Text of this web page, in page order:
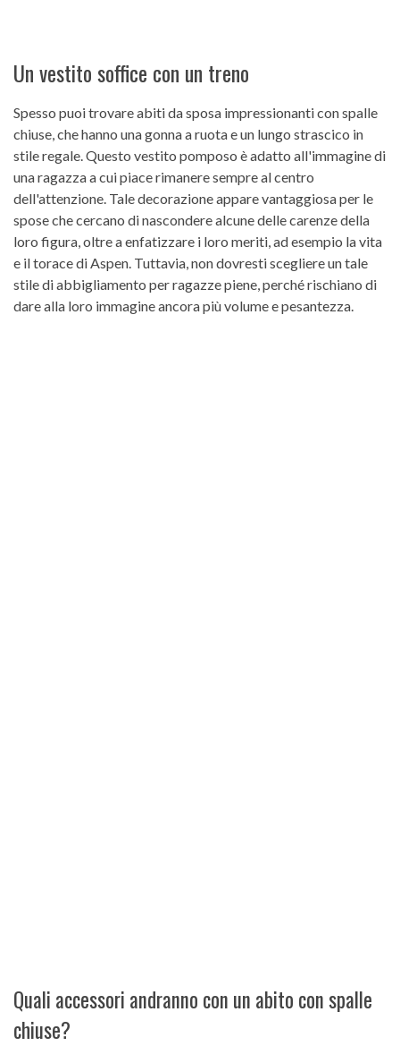
Un vestito soffice con un treno
Spesso puoi trovare abiti da sposa impressionanti con spalle
chiuse, che hanno una gonna a ruota e un lungo strascico in
stile regale. Questo vestito pomposo è adatto all'immagine di
una ragazza a cui piace rimanere sempre al centro
dell'attenzione. Tale decorazione appare vantaggiosa per le
spose che cercano di nascondere alcune delle carenze della
loro figura, oltre a enfatizzare i loro meriti, ad esempio la vita
e il torace di Aspen. Tuttavia, non dovresti scegliere un tale
stile di abbigliamento per ragazze piene, perché rischiano di
dare alla loro immagine ancora più volume e pesantezza.
Quali accessori andranno con un abito con spalle
chiuse?